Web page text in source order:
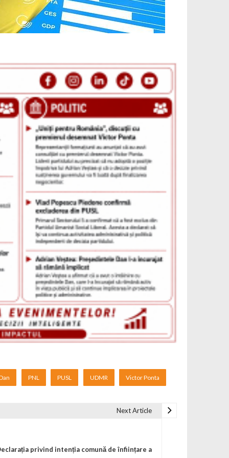
PNL PUSL UDMR Victor Ponta
Next Article
privind intenția comună de înființare a